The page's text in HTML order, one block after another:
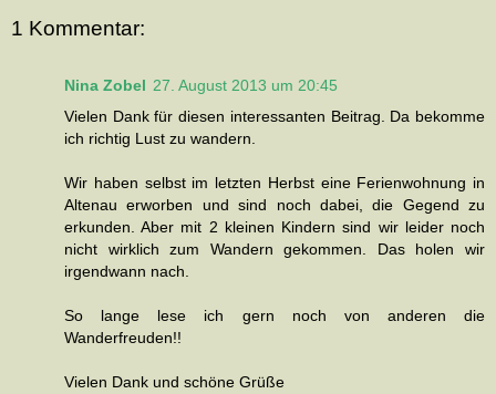
1 Kommentar:
Nina Zobel 27. August 2013 um 20:45
Vielen Dank für diesen interessanten Beitrag. Da bekomme
ich richtig Lust zu wandern.
Wir haben selbst im letzten Herbst eine Ferienwohnung in
Altenau erworben und sind noch dabei, die Gegend zu
erkunden. Aber mit 2 kleinen Kindern sind wir leider noch
nicht wirklich zum Wandern gekommen. Das holen wir
irgendwann nach.
So lange lese ich gern noch von anderen die
Wanderfreuden!!
Vielen Dank und schöne Grüße